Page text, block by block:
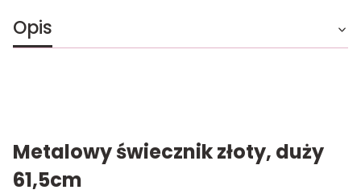
Opis
Metalowy świecznik złoty, duży
61,5cm